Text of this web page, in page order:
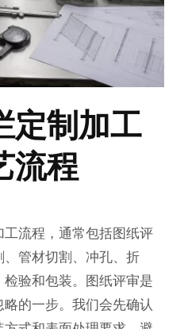
定制加工
流程
流程，通常包括图纸评
管材切割、冲孔、折
验和包装。图纸评审是
的一步。我们会先确认